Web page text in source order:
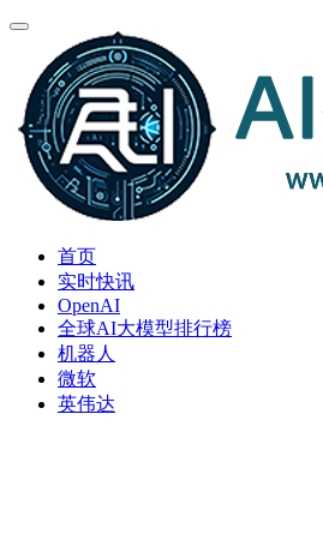
首页
实时快讯
OpenAI
全球AI大模型排行榜
机器人
微软
英伟达